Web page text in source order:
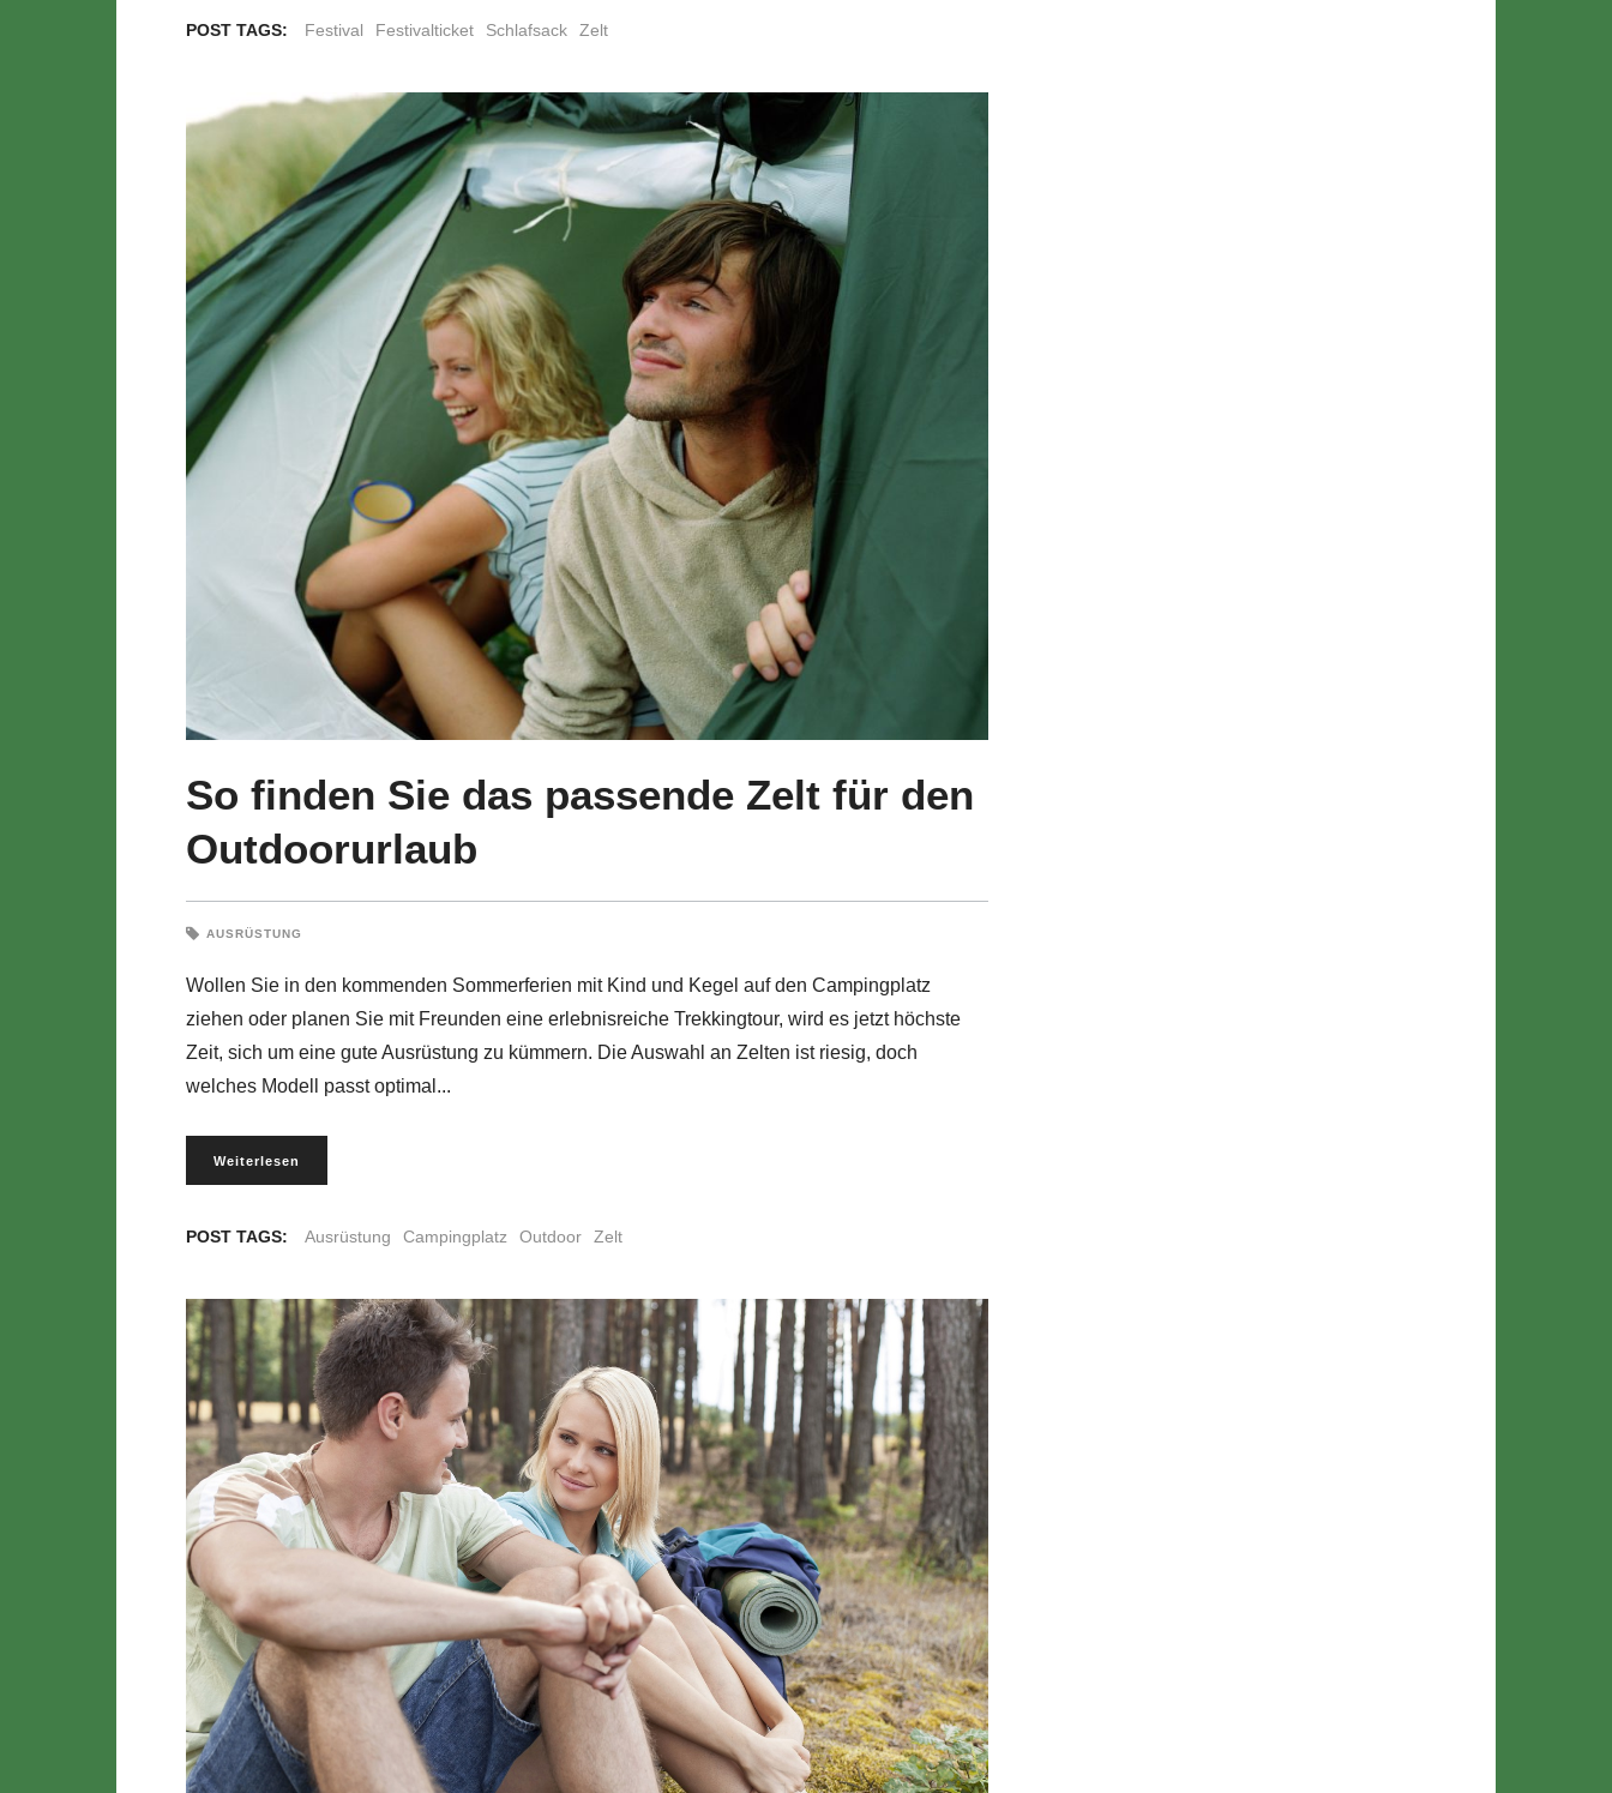
POST TAGS: Festival Festivalticket Schlafsack Zelt
So finden Sie das passende Zelt für den
Outdoorurlaub
AUSRÜSTUNG
Wollen Sie in den kommenden Sommerferien mit Kind und Kegel auf den Campingplatz
ziehen oder planen Sie mit Freunden eine erlebnisreiche Trekkingtour, wird es jetzt höchste
Zeit, sich um eine gute Ausrüstung zu kümmern. Die Auswahl an Zelten ist riesig, doch
welches Modell passt optimal
Weiterlesen
POST TAGS: Ausrüstung Campingplatz Outdoor Zelt